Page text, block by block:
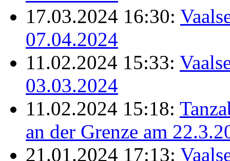
17.03.2024 16:30:
07.04.2024
11.02.2024 15:33:
03.03.2024
11.02.2024 15:18:
an der Grenze am
21.01.2024 17:13: